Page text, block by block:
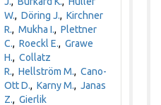
W.,Döring J.,Kirchner
R.,Mukha I.,Plettner
C.,Roeckl E.,Grawe
H.,Collatz
R.,Hellström M.,Cano-
Ott D.,Karny M.,Janas
Z.,Gierlik